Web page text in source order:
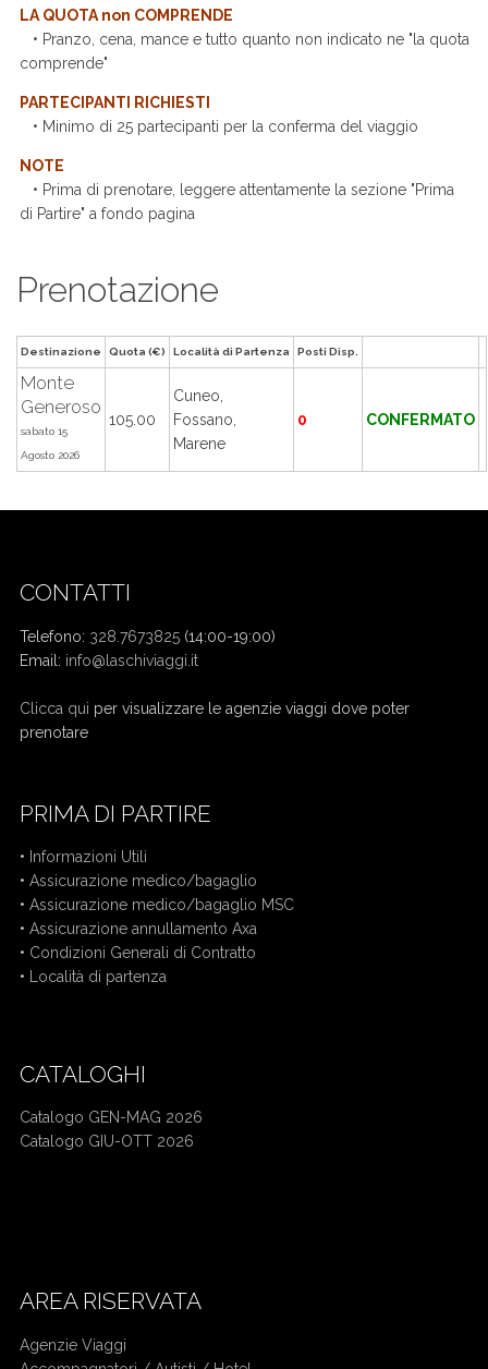
LA QUOTA non COMPRENDE
• Pranzo, cena, mance e tutto quanto non indicato ne "la quota
comprende"
PARTECIPANTI RICHIESTI
• Minimo di 25 partecipanti per la conferma del viaggio
NOTE
• Prima di prenotare, leggere attentamente la sezione "Prima
di Partire" a fondo pagina
Prenotazione
Destinazione Quota (€) Località di Partenza Posti Disp.
Monte
Generoso
sabato 15
Agosto 2026
105.00
Cuneo,
Fossano,
Marene
0 CONFERMATO
CONTATTI
Telefono: 328.7673825 (14:00-19:00)
Email: info@laschiviaggi.it
Clicca qui per visualizzare le agenzie viaggi dove poter
prenotare
PRIMA DI PARTIRE
• Informazioni Utili
• Assicurazione medico/bagaglio
• Assicurazione medico/bagaglio MSC
• Assicurazione annullamento Axa
• Condizioni Generali di Contratto
• Località di partenza
CATALOGHI
Catalogo GEN-MAG 2026
Catalogo GIU-OTT 2026
AREA RISERVATA
Agenzie Viaggi